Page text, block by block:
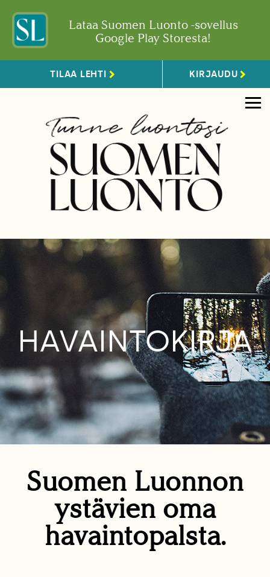
Lataa Suomen Luonto -sovellus
Google Play Storesta!
TILAA LEHTI KIRJAUDU
HAVAINTOKIRJA
Suomen Luonnon
ystävien oma
havaintopalsta.